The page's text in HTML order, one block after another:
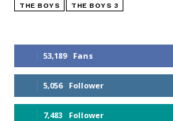
53,189 Fans
5,056 Follower
7,483 Follower
THE BOYS THE BOYS 3